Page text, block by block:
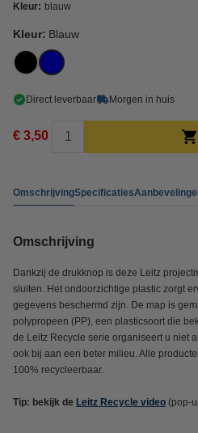
Kleur: blauw
Kleur: Blauw
Direct leverbaar Morgen in huis
€ 3,50
OmschrijvingSpecificaties
Omschrijving
Dankzij de drukknop is deze Leitz
sluiten. Het ondoorzichtige plastic zorgt
gegevens beschermd zijn. De map is
polypropeen (PP), een plasticsoort die
de Leitz Recycle serie organiseert u niet
ook bij aan een beter milieu. Alle
100% recycleerbaar.
Tip: bekijk de Leitz Recycle video (pop-